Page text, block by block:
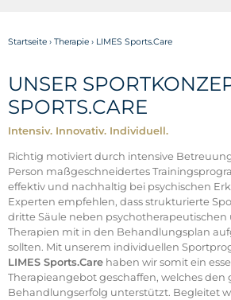
Startseite› Therapie› LIMES Sports.Care
UNSER
SPORTS.CARE
Intensiv. Innovativ. Individuell.
Richtig motiviert durch intensive
Person maßgeschneidertes
effektiv und nachhaltig bei psychischen
Experten empfehlen, dass strukturierte
dritte Säule neben
Therapien mit in den Behandlungsplan
sollten. Mit unserem individuellen
LIMES Sports.Carehaben wir somit ein
Therapieangebot geschaffen, welches den
Behandlungserfolg unterstützt. Begleitet